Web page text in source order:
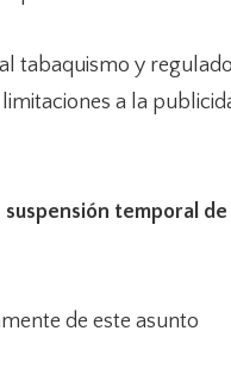
tabaquismo y
a la
temporal
de este asunto